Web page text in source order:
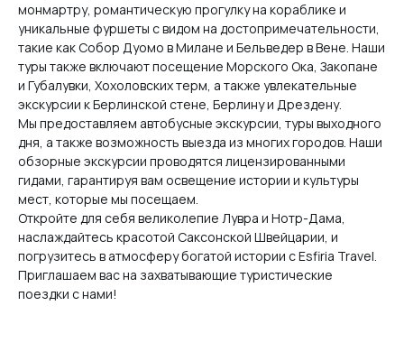
монмартру, романтическую прогулку на кораблике и
уникальные фуршеты с видом на достопримечательности,
такие как Собор Дуомо в Милане и Бельведер в Вене. Наши
туры также включают посещение Морского Ока, Закопане
и Губалувки, Хохоловских терм, а также увлекательные
экскурсии к Берлинской стене, Берлину и Дрездену.
Мы предоставляем автобусные экскурсии, туры выходного
дня, а также возможность выезда из многих городов. Наши
обзорные экскурсии проводятся лицензированными
гидами, гарантируя вам освещение истории и культуры
мест, которые мы посещаем.
Откройте для себя великолепие Лувра и Нотр-Дама,
наслаждайтесь красотой Саксонской Швейцарии, и
погрузитесь в атмосферу богатой истории с Esfiria Travel.
Приглашаем вас на захватывающие туристические
поездки с нами!
Услуги:
Туры по месяцам
О нас